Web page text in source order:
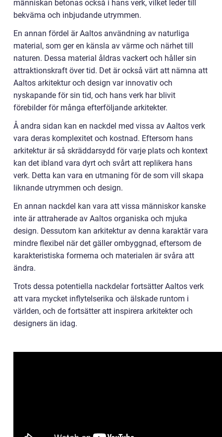
människan betonas också i hans verk, vilket leder till
bekväma och inbjudande utrymmen.
En annan fördel är Aaltos användning av naturliga
material, som ger en känsla av värme och närhet till
naturen. Dessa material åldras vackert och håller sin
attraktionskraft över tid. Det är också värt att nämna att
Aaltos arkitektur och design var innovativ och
nyskapande för sin tid, och hans verk har blivit
förebilder för många efterföljande arkitekter.
Å andra sidan kan en nackdel med vissa av Aaltos verk
vara deras komplexitet och kostnad. Eftersom hans
arkitektur är så skräddarsydd för varje plats och kontext
kan det ibland vara dyrt och svårt att replikera hans
verk. Detta kan vara en utmaning för de som vill skapa
liknande utrymmen och design.
En annan nackdel kan vara att vissa människor kanske
inte är attraherade av Aaltos organiska och mjuka
design. Dessutom kan arkitektur av denna karaktär vara
mindre flexibel när det gäller ombyggnad, eftersom de
karakteristiska formerna och materialen är svåra att
ändra.
Trots dessa potentiella nackdelar fortsätter Aaltos verk
att vara mycket inflytelserika och älskade runtom i
världen, och de fortsätter att inspirera arkitekter och
designers än idag.